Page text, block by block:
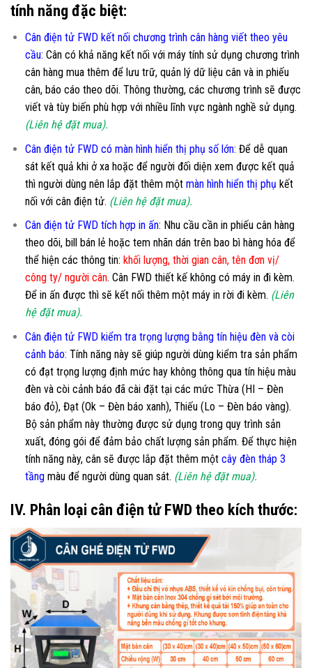
tính năng đặc biệt:
Cân điện tử FWD kết nối chương trình cân hàng viết theo yêu
cầu: Cân có khả năng kết nối với máy tính sử dụng chương trình
cân hàng mua thêm để lưu trữ, quản lý dữ liệu cân và in phiếu
cân, báo cáo theo dõi. Thông thường, các chương trình sẽ được
viết và tùy biến phù hợp với nhiều lĩnh vực ngành nghề sử dụng.
(Liên hệ đặt mua).
Cân điện tử FWD có màn hình hiển thị phụ số lớn: Để dễ quan
sát kết quả khi ở xa hoặc để người đối diện xem được kết quả
thì người dùng nên lắp đặt thêm một màn hình hiển thị phụ kết
nối với cân điện tử. (Liên hệ đặt mua).
Cân điện tử FWD tích hợp in ấn: Nhu cầu cần in phiếu cân hàng
theo dõi, bill bán lẻ hoặc tem nhãn dán trên bao bì hàng hóa để
thể hiện các thông tin: khối lượng, thời gian cân, tên đơn vị/
công ty/ người cân. Cân FWD thiết kế không có máy in đi kèm.
Để in ấn được thì sẽ kết nối thêm một máy in rời đi kèm. (Liên
hệ đặt mua).
Cân điện tử FWD kiểm tra trọng lượng bằng tín hiệu đèn và còi
cảnh báo: Tính năng này sẽ giúp người dùng kiểm tra sản phẩm
có đạt trọng lượng định mức hay không thông qua tín hiệu màu
đèn và còi cảnh báo đã cài đặt tại các mức Thừa (HI – Đèn
báo đỏ), Đạt (Ok – Đèn báo xanh), Thiếu (Lo – Đèn báo vàng).
Bộ sản phẩm này thường được sử dụng trong quy trình sản
xuất, đóng gói để đảm bảo chất lượng sản phẩm. Để thực hiện
tính năng này, cân sẽ được lắp đặt thêm một cây đèn tháp 3
tầngmàu để người dùng quan sát. (Liên hệ đặt mua).
IV. Phân loại cân điện tử FWD theo kích thước: